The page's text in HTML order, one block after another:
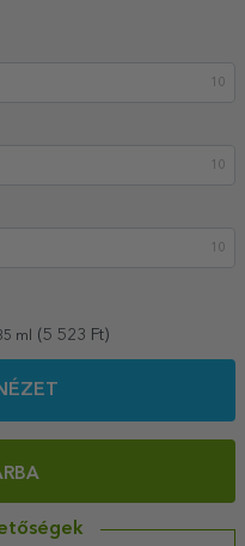
10
10
10
ml (5 523 Ft)